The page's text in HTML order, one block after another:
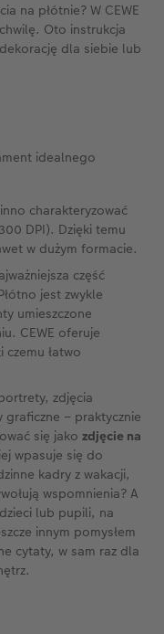
na płótnie? W CEWE
Oto instrukcja
dla siebie lub
idealnego
charakteryzować
DPI). Dzięki temu
w dużym formacie.
część
jest zwykle
umieszczone
CEWE oferuje
łatwo
zdjęcia
graficzne – praktycznie
się jakozdjęcie na
wpasuje się do
kadry z wakacji,
wspomnienia? A
lub pupili, na
innym pomysłem
cytaty, w sam raz dla